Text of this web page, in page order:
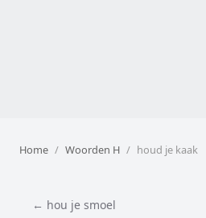
Home Woorden H houd je kaak
← hou je smoel